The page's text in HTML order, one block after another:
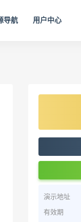
导航 用户中心
演示地址
有效期